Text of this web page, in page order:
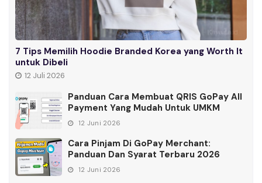
7 Tips Memilih Hoodie Branded Korea yang Worth It
untuk Dibeli
12 Juli 2026
Panduan Cara Membuat QRIS GoPay All
Payment Yang Mudah Untuk UMKM
12 Juni 2026
Cara Pinjam Di GoPay Merchant:
Panduan Dan Syarat Terbaru 2026
12 Juni 2026